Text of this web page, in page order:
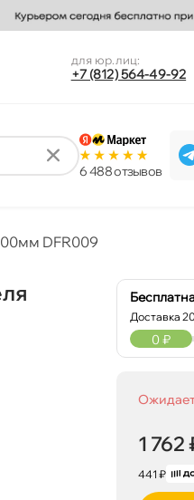
для юр.лиц:
+7 (812) 564-49-92
6 488 отзыво
DFR009
Доставка
0 ₽
1 762
441 ₽